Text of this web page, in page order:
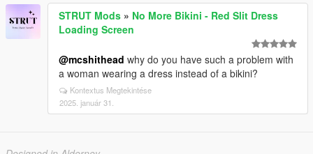
STRUT Mods » No More Bikini - Red Slit Dress
Loading Screen
@mcshithead why do you have such a problem with
a woman wearing a dress instead of a bikini?
Kontextus Megtekintése
2025. január 31.